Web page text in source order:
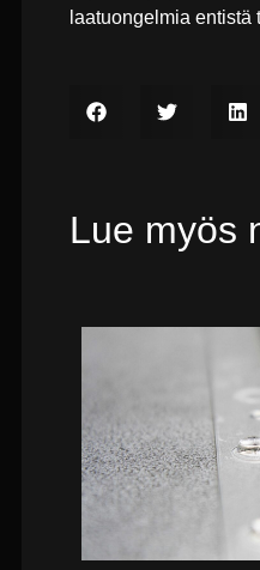
laatuongelmia
Lue myös